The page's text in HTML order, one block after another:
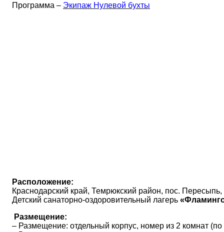
Программа – Экипаж Нулевой бухты
Расположение:
Краснодарский край, Темрюкский район, пос.
Детский санаторно-оздоровительный лагерь
Размещение:
– Размещение: отдельный корпус, номер из 2 комнат